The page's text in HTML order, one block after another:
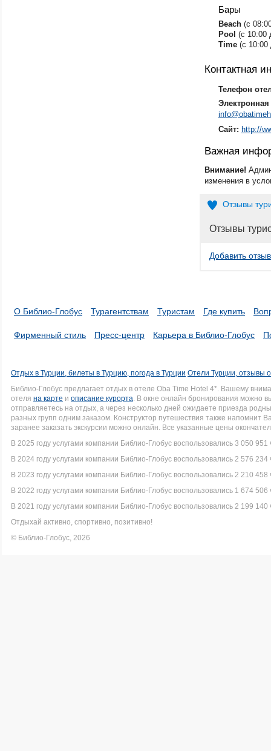
Бары
Beach (с
​Pool (с 10:00
Time (с 10:00
Контактная
Телефон
Электронная
Сайт: http://
Важная
Внимание!
изменения в
Отзывы
Отзывы
Добавить отзыв
О Библио-Глобус Турагентствам Туристам Где купить
Фирменный стиль Пресс-центр Карьера в Библио-Глобус
Отдых в Турции, билеты в Турцию, погода в Турции Отели Турции, отзывы
Библио-Глобус предлагает отдых в отеле Oba Time Hotel 4*. Вашему
отеля на карте и описание курорта. В окне онлайн бронирования можно
отправляетесь на отдых, а через несколько дней ожидаете приезда
разных групп одним заказом. Конструктор путешествия также
заранее заказать экскурсии можно онлайн. Все указанные цены
В 2025 году услугами компании Библио-Глобус воспользовались 3 050 951
В 2024 году услугами компании Библио-Глобус воспользовались 2 576 234
В 2023 году услугами компании Библио-Глобус воспользовались 2 210 458
В 2022 году услугами компании Библио-Глобус воспользовались 1 674 506
В 2021 году услугами компании Библио-Глобус воспользовались 2 199 140
Отдыхай активно, спортивно, позитивно!
© Библио-Глобус, 2026